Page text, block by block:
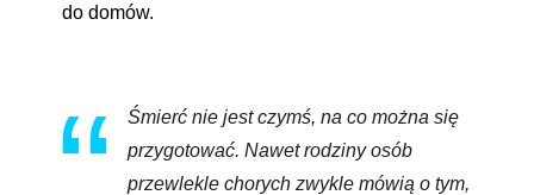
do domów.
Śmierć nie jest czymś, na co można się
przygotować. Nawet rodziny osób
przewlekle chorych zwykle mówią o tym,